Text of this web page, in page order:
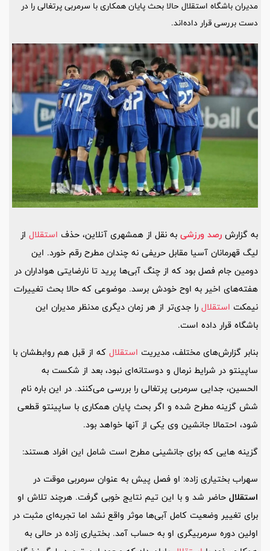
مدیران باشگاه استقلال حالا بحث پایان همکاری با سرمربی پرتغالی را در
دست بررسی قرار داده‌اند.
به گزارش رصد ورزشی به نقل از همشهری آنلاین، حذف استقلال از
لیگ قهرمانان آسیا مقابل حریفی نه چندان مطرح رقم خورد. این
دومین جام فصل بود که از چنگ آبی‌ها پرید تا نارضایتی هواداران در
هفته‌های اخیر به اوح خودش برسد. موضوعی که حالا بحث تغییرات
نیمکت استقلال را جدی‌تر از هر زمان دیگری مدنظر مدیران این
باشگاه قرار داده است.
بنابر گزارش‌های مختلف، مدیریت استقلال که از قبل هم روابطشان با
ساپینتو در شرایط نرمال و دوستانه‌ای نبود، بعد از شکست به
الحسین، جدایی سرمربی پرتغالی را بررسی می‌کنند. در این باره نام
شش گزینه مطرح شده و اگر بحث پایان همکاری با ساپینتو قطعی
شود، احتمالا جانشین وی یکی از آنها خواهد بود.
گزینه هایی که برای جانشینی مطرح است شامل این افراد هستند:
سهراب بختیاری زاده: او فصل پیش به عنوان سرمربی موقت در
استقلال حاضر شد و با این تیم نتایج خوبی گرفت. هرچند تلاش او
برای تغییر وضعیت کامل آبی‌ها موثر واقع نشد اما تجربه‌ای مثبت در
اولین دوره سرمربیگری او به حساب آمد. بختیاری زاده در حالی به